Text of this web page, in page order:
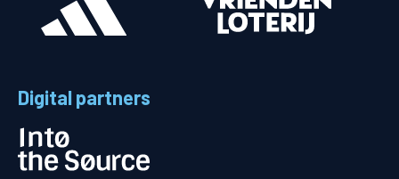
Digital partners